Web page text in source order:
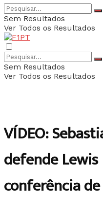
Sem Resultados
Ver Todos os Resultados
Sem Resultados
Ver Todos os Resultados
VÍDEO:
defende
conferência